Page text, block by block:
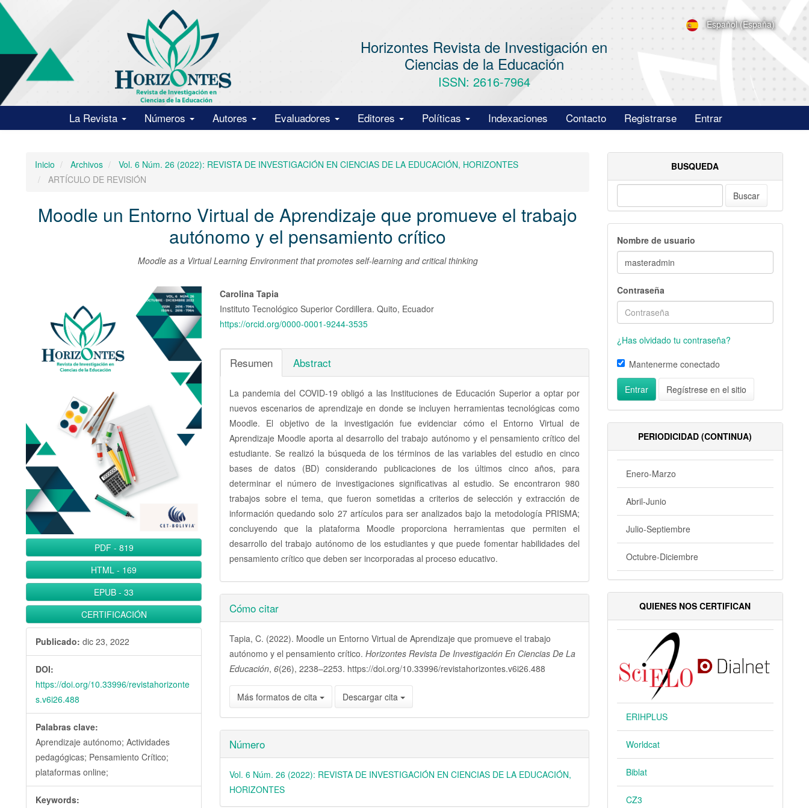
Contenido
principal
Barra
lateral
Español (España)
Horizontes Revista de Investigación en
Ciencias de la Educación
ISSN: 2616-7964
La Revista Números Autores Evaluadores Editores Políticas Indexaciones Contacto Registrarse Entrar
Inicio Archivos
Vol. 6 Núm. 26 (2022): REVISTA DE INVESTIGACIÓN EN CIENCIAS DE LA EDUCACIÓN, HORIZONTES
ARTÍCULO DE REVISIÓN
Moodle un Entorno Virtual de Aprendizaje que promueve el trabajo
autónomo y el pensamiento crítico
Moodle as a Virtual Learning Environment that promotes self-learning and critical thinking
lateral
artículo
PDF - 819
HTML- 169
EPUB-33
CERTIFICACIÓN
Publicado: dic 23, 2022
DOI:
https://doi.org/10.33996/revistahorizonte
s.v6i26.488
Palabras clave:
Aprendizaje autónomo; Actividades
pedagógicas; Pensamiento Crítico;
plataformas online;
Keywords:
Contenido
principal
artículo
Carolina Tapia
Instituto Tecnológico Superior Cordillera. Quito, Ecuador
https://orcid.org/0000-0001-9244-3535
Resumen Abstract
La pandemia del COVID-19 obligó a las Instituciones de Educación Superior a optar por
nuevos escenarios de aprendizaje en donde se incluyen herramientas tecnológicas como
Moodle. El objetivo de la investigación fue evidenciar cómo el Entorno Virtual de
Aprendizaje Moodle aporta al desarrollo del trabajo autónomo y el pensamiento crítico del
estudiante. Se realizó la búsqueda de los términos de las variables del estudio en cinco
bases de datos (BD) considerando publicaciones de los últimos cinco años, para
determinar el número de investigaciones significativas al estudio. Se encontraron 980
trabajos sobre el tema, que fueron sometidas a criterios de selección y extracción de
información quedando solo 27 artículos para ser analizados bajo la metodología PRISMA;
concluyendo que la plataforma Moodle proporciona herramientas que permiten el
desarrollo del trabajo autónomo de los estudiantes y que puede fomentar habilidades del
pensamiento crítico que deben ser incorporadas al proceso educativo.
Detalles
del
artículo
Cómo citar
Tapia, C. (2022). Moodle un Entorno Virtual de Aprendizaje que promueve el trabajo
autónomo y el pensamiento crítico.Horizontes Revista De Investigación En Ciencias De La
Educación,6(26), 2238–2253. https://doi.org/10.33996/revistahorizontes.v6i26.488
Más formatos de cita Descargar cita
Número
Vol. 6 Núm. 26 (2022): REVISTA DE INVESTIGACIÓN EN CIENCIAS DE LA EDUCACIÓN,
HORIZONTES
BUSQUEDA
Buscar
Nombre de usuario
Contraseña
¿Has olvidado tu contraseña?
Mantenerme conectado
Entrar Regístrese en el sitio
PERIODICIDAD (CONTINUA)
Enero-Marzo
Abril-Junio
Julio-Septiembre
Octubre-Diciembre
QUIENES NOS CERTIFICAN
ERIHPLUS
Worldcat
Biblat
CZ3